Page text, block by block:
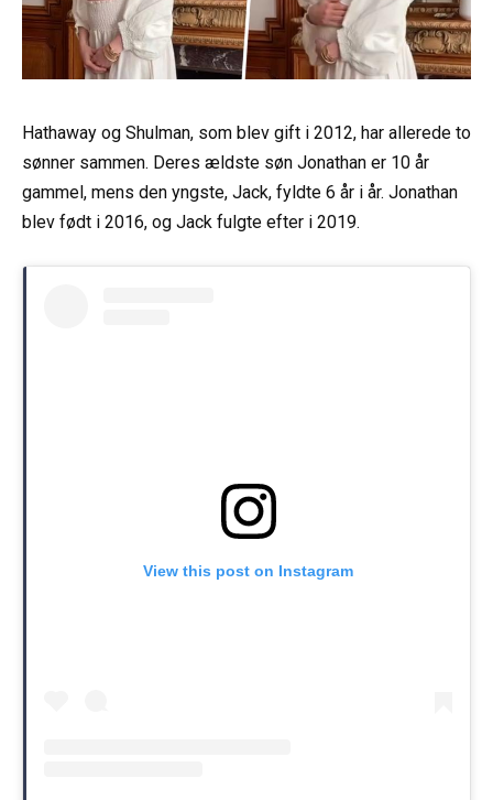
Hathaway og Shulman, som blev gift i 2012, har allerede to
sønner sammen. Deres ældste søn Jonathan er 10 år
gammel, mens den yngste, Jack, fyldte 6 år i år. Jonathan
blev født i 2016, og Jack fulgte efter i 2019.
View this post on Instagram